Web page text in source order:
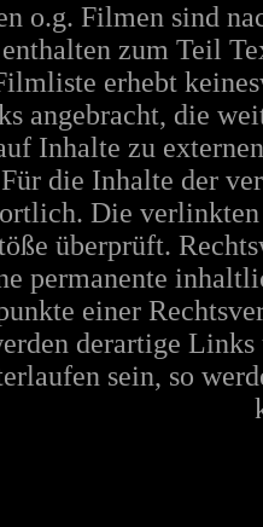
o.g. Filmen sind
zum Teil
erhebt
angebracht, die
Inhalte zu
die Inhalte der
Die
überprüft.
permanente
einer
derartige
sein, so